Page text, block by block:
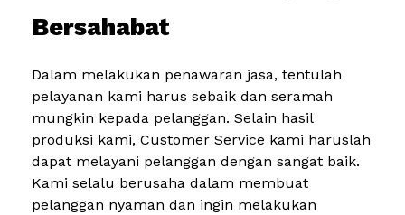
Bersahabat
Dalam melakukan penawaran jasa, tentulah
pelayanan kami harus sebaik dan seramah
mungkin kepada pelanggan. Selain hasil
produksi kami, Customer Service kami haruslah
dapat melayani pelanggan dengan sangat baik.
Kami selalu berusaha dalam membuat
pelanggan nyaman dan ingin melakukan